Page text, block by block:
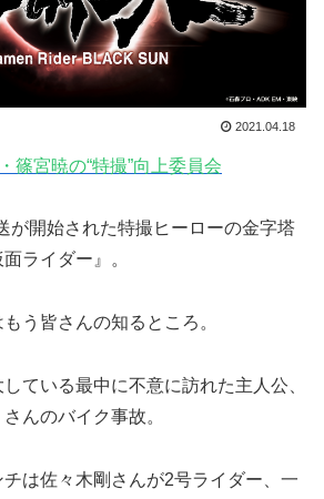
2021.04.18
篠宮暁の“特撮”向上委員会
が開始された特撮ヒーローの金字塔
ライダー』。
う皆さんの知るところ。
ている最中に不意に訪れた主人公、
んのバイク事故。
は佐々木剛さんが2号ライダー、一